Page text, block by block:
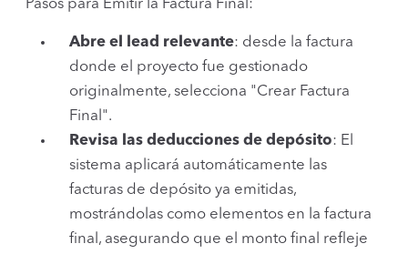
Pasos para Emitir la Factura Final:
Abre el lead relevante: desde la factura
donde el proyecto fue gestionado
originalmente, selecciona "Crear Factura
Final".
Revisa las deducciones de depósito: El
sistema aplicará automáticamente las
facturas de depósito ya emitidas,
mostrándolas como elementos en la factura
final, asegurando que el monto final refleje